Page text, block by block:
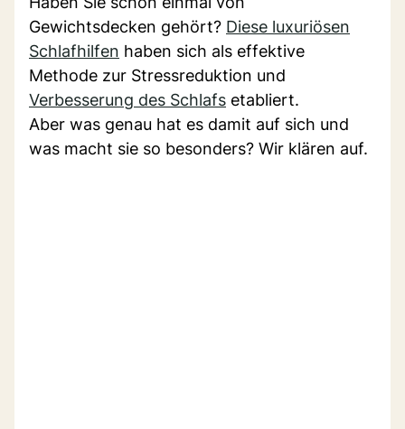
Gewichtsdecken gehört? Diese luxuriösen
Schlafhilfen haben sich als effektive
Methode zur Stressreduktion und
Verbesserung des Schlafs etabliert.
Aber was genau hat es damit auf sich und
was macht sie so besonders? Wir klären auf.